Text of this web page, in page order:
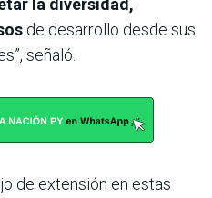
de desarrollo desde sus
señaló.
de extensión en estas